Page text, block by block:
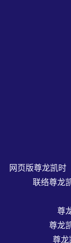
网页版尊龙凯时
联络尊龙
尊
尊龙
尊龙